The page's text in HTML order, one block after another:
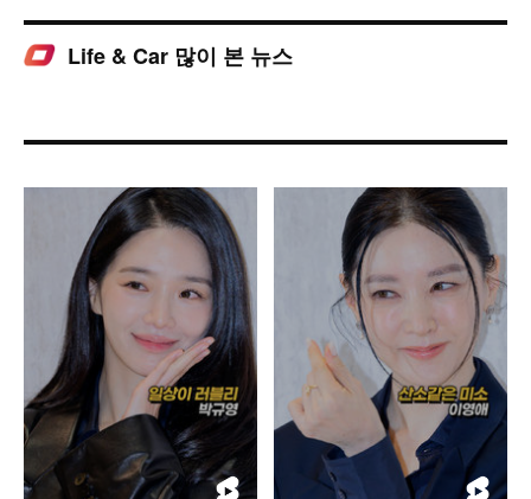
Life & Car 많이 본 뉴스